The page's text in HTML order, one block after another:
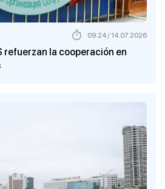
refuerzan la cooperación en
09:24 / 14.07.2026